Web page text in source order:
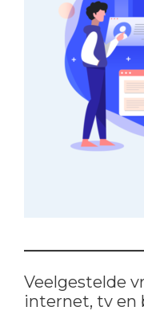
Veelgestelde
internet, tv en